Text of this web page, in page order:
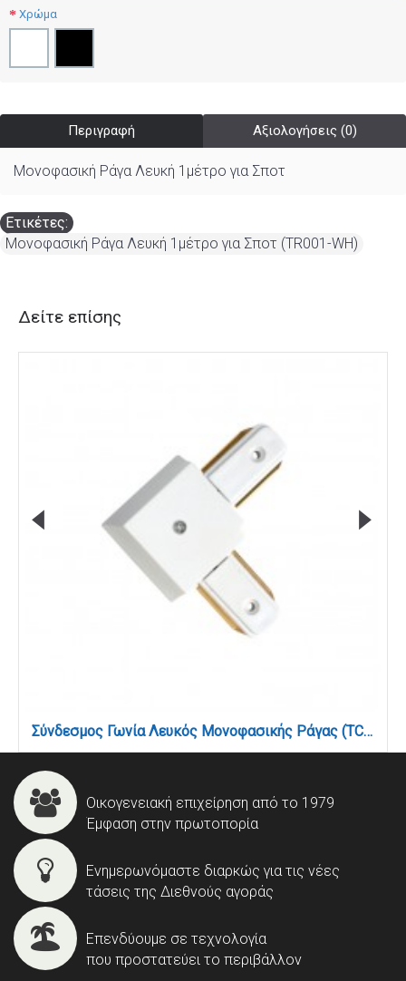
Χρώμα
Περιγραφή Αξιολογήσεις (0)
Μονοφασική Ράγα Λευκή 1μέτρο για Σποτ
Ετικέτες:
Μονοφασική Ράγα Λευκή 1μέτρο για Σποτ (TR001-WH)
Δείτε επίσης
Σύνδεσμος Γωνία Λευκός Μονοφασικής Ράγας (TC002-WH)
Οικογενειακή επιχείρηση από το 1979
Έμφαση στην πρωτοπορία
Ενημερωνόμαστε διαρκώς για τις νέες
τάσεις της Διεθνούς αγοράς
Επενδύουμε σε τεχνολογία
που προστατεύει το περιβάλλον